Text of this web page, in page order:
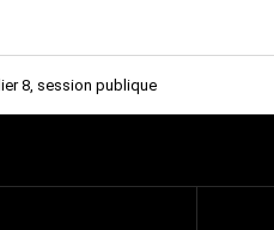
8, session publique